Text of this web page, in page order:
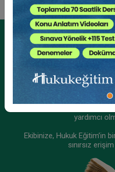
Kurumsal
Kurumsal
yardımcı
Ekibinize, Hukuk Eğitim’in
sınırsız